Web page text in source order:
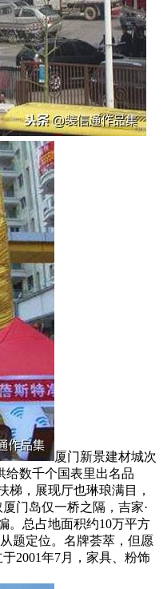
厦门新景建材城次
给数千个国表里出名品
，展现厅也琳琅满目，
门岛仅一桥之隔，吉家·
。总占地面积约10万平方
题定位。名牌荟萃，但愿
2001年7月，家具、粉饰